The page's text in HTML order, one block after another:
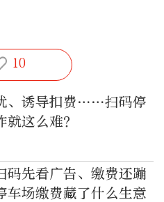
10
、诱导扣费……扫码停
就这么难？
码先看广告、缴费还蹦
车场缴费藏了什么生意